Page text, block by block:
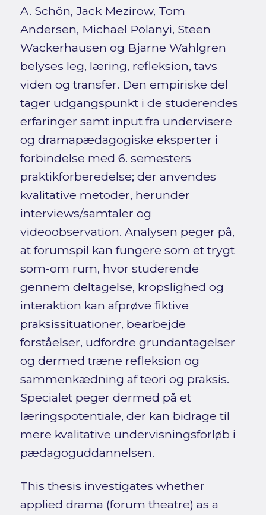
A. Schön, Jack Mezirow, Tom
Andersen, Michael Polanyi, Steen
Wackerhausen og Bjarne Wahlgren
belyses leg, læring, refleksion, tavs
viden og transfer. Den empiriske del
tager udgangspunkt i de studerendes
erfaringer samt input fra undervisere
og dramapædagogiske eksperter i
forbindelse med 6. semesters
praktikforberedelse; der anvendes
kvalitative metoder, herunder
interviews/samtaler og
videoobservation. Analysen peger på,
at forumspil kan fungere som et trygt
som-om rum, hvor studerende
gennem deltagelse, kropslighed og
interaktion kan afprøve fiktive
praksissituationer, bearbejde
forståelser, udfordre grundantagelser
og dermed træne refleksion og
sammenkædning af teori og praksis.
Specialet peger dermed på et
læringspotentiale, der kan bidrage til
mere kvalitative undervisningsforløb i
pædagoguddannelsen.
This thesis investigates whether
applied drama (forum theatre) as a